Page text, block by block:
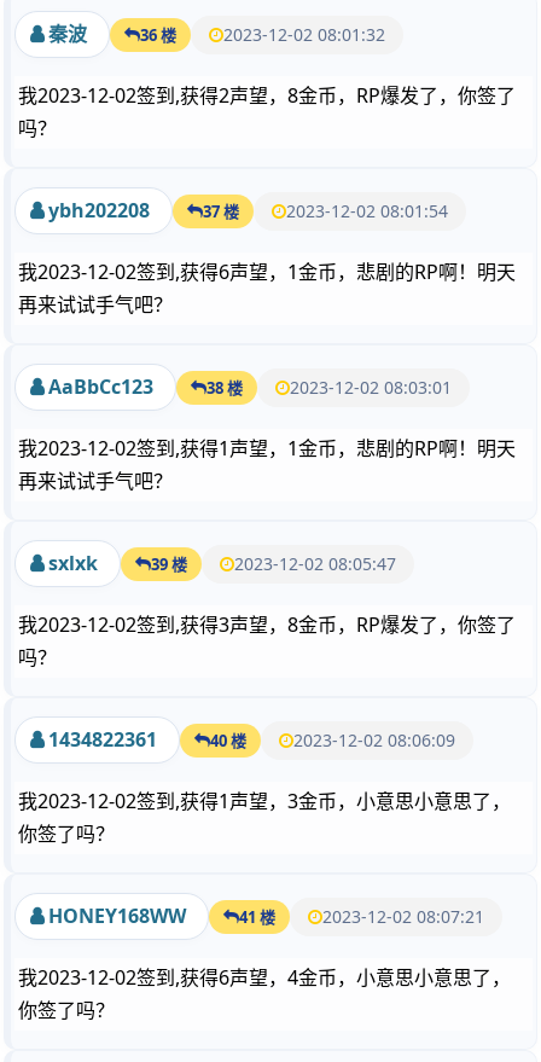
秦波 36 楼 2023-12-02 08:01:32
我2023-12-02签到,获得2声望，8金币，RP爆发了，你签了
吗？
ybh202208 37 楼 2023-12-02 08:01:54
我2023-12-02签到,获得6声望，1金币，悲剧的RP啊！明天
再来试试手气吧？
AaBbCc123 38 楼 2023-12-02 08:03:01
我2023-12-02签到,获得1声望，1金币，悲剧的RP啊！明天
再来试试手气吧？
sxlxk 39 楼 2023-12-02 08:05:47
我2023-12-02签到,获得3声望，8金币，RP爆发了，你签了
吗？
1434822361 40 楼 2023-12-02 08:06:09
我2023-12-02签到,获得1声望，3金币，小意思小意思了，
你签了吗？
HONEY168WW 41 楼 2023-12-02 08:07:21
我2023-12-02签到,获得6声望，4金币，小意思小意思了，
你签了吗？